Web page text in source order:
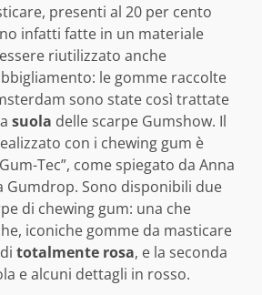
presenti al 20 per cento
infatti fatte in un materiale
riutilizzato anche
le gomme raccolte
sono state così trattate
suola delle scarpe Gumshow. Il
con i chewing gum è
Tec”, come spiegato da Anna
Gumdrop. Sono disponibili due
di chewing gum: una che
iconiche gomme da masticare
totalmente rosa, e la seconda
e alcuni dettagli in rosso.